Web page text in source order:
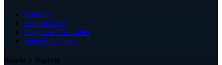
Contacto
Asociaciones
Preguntas Frecuentes
Agende en Línea
Ayuda y Soporte